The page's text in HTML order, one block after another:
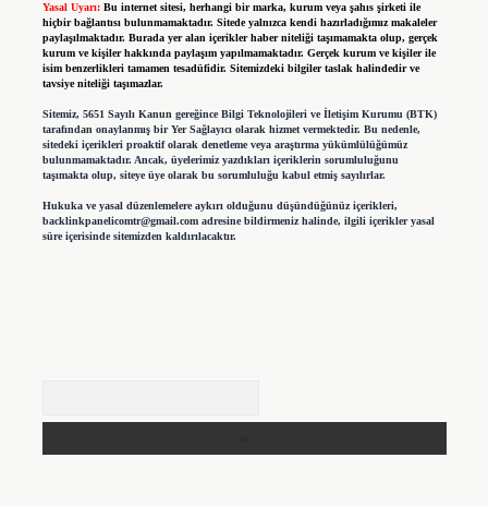
Yasal Uyarı: Bu internet sitesi, herhangi bir marka, kurum veya şahıs şirketi ile
hiçbir bağlantısı bulunmamaktadır. Sitede yalnızca kendi hazırladığımız makaleler
paylaşılmaktadır. Burada yer alan içerikler haber niteliği taşımamakta olup, gerçek
kurum ve kişiler hakkında paylaşım yapılmamaktadır. Gerçek kurum ve kişiler ile
isim benzerlikleri tamamen tesadüfidir. Sitemizdeki bilgiler taslak halindedir ve
tavsiye niteliği taşımazlar.
Sitemiz, 5651 Sayılı Kanun gereğince Bilgi Teknolojileri ve İletişim Kurumu (BTK)
tarafından onaylanmış bir Yer Sağlayıcı olarak hizmet vermektedir. Bu nedenle,
sitedeki içerikleri proaktif olarak denetleme veya araştırma yükümlülüğümüz
bulunmamaktadır. Ancak, üyelerimiz yazdıkları içeriklerin sorumluluğunu
taşımakta olup, siteye üye olarak bu sorumluluğu kabul etmiş sayılırlar.
Hukuka ve yasal düzenlemelere aykırı olduğunu düşündüğünüz içerikleri,
backlinkpanelicomtr@gmail.comadresine bildirmeniz halinde, ilgili içerikler yasal
süre içerisinde sitemizden kaldırılacaktır.